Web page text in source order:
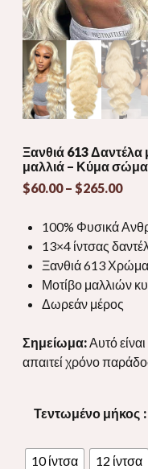
Ξανθιά 613
μαλλιά – Κύμα
$60.00 – $265.00
διά
100% Φυσικά
13×4 ίντσας
Ξανθιά 613 Χρώμα
Μοτίβο μαλλιών
Δωρεάν μέρος
Σημείωμα:Αυτό
απαιτεί χρόνο
Τεντωμένο μήκος
10 ίντσα 12 ίντσα